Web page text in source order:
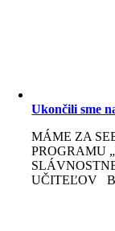
Ukončili sme
MÁME ZA
PROGRAMU
UČITEĽOV